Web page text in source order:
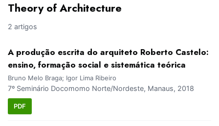
Theory of Architecture
2 artigos
A produção escrita do arquiteto Roberto Castelo:
ensino, formação social e sistemática teórica
Bruno Melo Braga; Igor Lima Ribeiro
7º Seminário Docomomo Norte/Nordeste, Manaus, 2018
PDF